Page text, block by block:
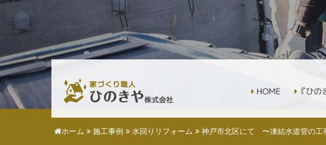
HOME 『ひの
ホーム 施工事例 水回りリフォーム 神戸市北区にて 〜凍結水道管の工